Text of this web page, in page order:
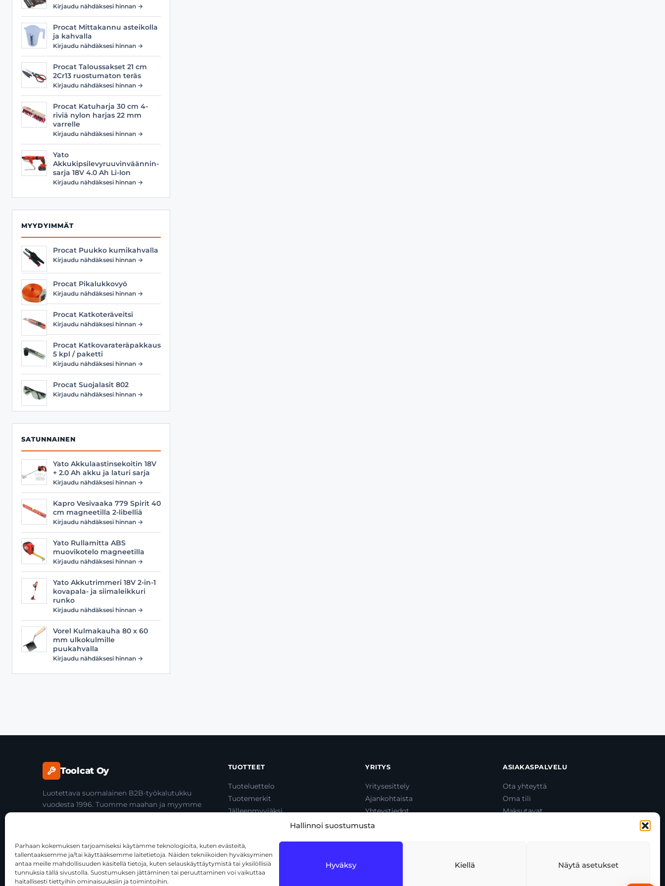
Hallinnoi suostumusta
Parhaan kokemuksen tarjoamiseksi käytämme teknologioita, kuten evästeitä,
tallentaaksemme ja/tai käyttääksemme laitetietoja. Näiden tekniikoiden hyväksyminen
antaa meille mahdollisuuden käsitellä tietoja, kuten selauskäyttäytymistä tai yksilöllisiä
tunnuksia tällä sivustolla. Suostumuksen jättäminen tai peruuttaminen voi vaikuttaa
haitallisesti tiettyihin ominaisuuksiin ja toimintoihin.
Hyväksy Kiellä Näytä asetukset
Vyöt
Kirjaudu nähdäksesi hinnan →
Procat Mittakannu asteikolla
ja kahvalla
Kirjaudu nähdäksesi hinnan →
Procat Taloussakset 21 cm
2Cr13 ruostumaton teräs
Kirjaudu nähdäksesi hinnan →
Procat Katuharja 30 cm 4-
riviä nylon harjas 22 mm
varrelle
Kirjaudu nähdäksesi hinnan →
Yato
Akkukipsilevyruuvinväännin-
sarja 18V 4.0 Ah Li-Ion
Kirjaudu nähdäksesi hinnan →
MYYDYIMMÄT
Procat Puukko kumikahvalla
Kirjaudu nähdäksesi hinnan →
Procat Pikalukkovyö
Kirjaudu nähdäksesi hinnan →
Procat Katkoteräveitsi
Kirjaudu nähdäksesi hinnan →
Procat Katkovarateräpakkaus
5 kpl / paketti
Kirjaudu nähdäksesi hinnan →
Procat Suojalasit 802
Kirjaudu nähdäksesi hinnan →
SATUNNAINEN
Yato Akkulaastinsekoitin 18V
+ 2.0 Ah akku ja laturi sarja
Kirjaudu nähdäksesi hinnan →
Kapro Vesivaaka 779 Spirit 40
cm magneetilla 2-libelliä
Kirjaudu nähdäksesi hinnan →
Yato Rullamitta ABS
muovikotelo magneetilla
Kirjaudu nähdäksesi hinnan →
Yato Akkutrimmeri 18V 2-in-1
kovapala- ja siimaleikkuri
runko
Kirjaudu nähdäksesi hinnan →
Vorel Kulmakauha 80 x 60
mm ulkokulmille
puukahvalla
Kirjaudu nähdäksesi hinnan →
Toolcat Oy
Luotettava suomalainen B2B-työkalutukku
vuodesta 1996. Tuomme maahan ja myymme
TUOTTEET
Tuoteluettelo
Tuotemerkit
Jälleenmyyjäksi
YRITYS
Yritysesittely
Ajankohtaista
Yhteystiedot
ASIAKASPALVELU
Ota yhteyttä
Oma tili
Maksutavat
asiakaspalvelu@toolcat.fi